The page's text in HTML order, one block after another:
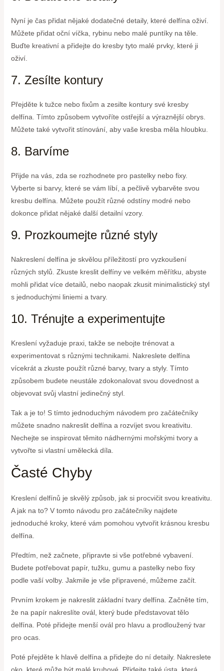
Nyní je čas přidat nějaké dodatečné detaily, které delfína oživí.
Můžete přidat oční víčka, rybinu nebo malé puntíky na těle.
Buďte kreativní a přidejte do kresby tyto malé prvky, které ji
oživí.
7. Zesílte kontury
Přejděte k tužce nebo fixům a zesilte kontury své kresby
delfína. Tímto způsobem vytvoříte ostřejší a výraznější obrys.
Můžete také vytvořit stínování, aby vaše kresba měla hloubku.
8. Barvíme
Přijde na vás, zda se rozhodnete pro pastelky nebo fixy.
Vyberte si barvy, které se vám líbí, a pečlivě vybarvěte svou
kresbu delfína. Můžete použít různé odstíny modré nebo
dokonce přidat nějaké další detailní vzory.
9. Prozkoumejte různé styly
Nakreslení delfína je skvělou příležitostí pro vyzkoušení
různých stylů. Zkuste kreslit delfíny ve velkém měřítku, abyste
mohli přidat více detailů, nebo naopak zkusit minimalistický styl
s jednoduchými liniemi a tvary.
10. Trénujte a experimentujte
Kreslení vyžaduje praxi, takže se nebojte trénovat a
experimentovat s různými technikami. Nakreslete delfína
vícekrát a zkuste použít různé barvy, tvary a styly. Tímto
způsobem budete neustále zdokonalovat svou dovednost a
objevovat svůj vlastní jedinečný styl.
Tak a je to! S tímto jednoduchým návodem pro začátečníky
můžete snadno nakreslit delfína a rozvíjet svou kreativitu.
Nechejte se inspirovat těmito nádhernými mořskými tvory a
vytvořte si vlastní umělecká díla.
Časté Chyby
Kreslení delfínů je skvělý způsob, jak si procvičit svou kreativitu.
A jak na to? V tomto návodu pro začátečníky najdete
jednoduché kroky, které vám pomohou vytvořit krásnou kresbu
delfína.
Předtím, než začnete, připravte si vše potřebné vybavení.
Budete potřebovat papír, tužku, gumu a pastelky nebo fixy
podle vaší volby. Jakmile je vše připravené, můžeme začít.
Prvním krokem je nakreslit základní tvary delfína. Začněte tím,
že na papír nakreslíte ovál, který bude představovat tělo
delfína. Poté přidejte menší ovál pro hlavu a prodloužený tvar
pro ocas.
Poté přejděte k hlavě delfína a přidejte do ní detaily. Nakreslete